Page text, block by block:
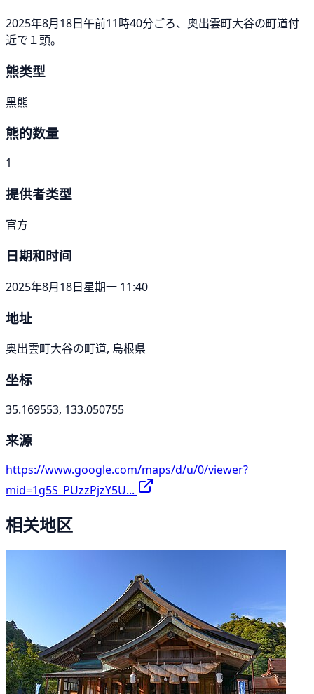
2025年8月18日午前11時40分ごろ、奥出雲町大谷の町道付
近で１頭。
熊类型
黑熊
熊的数量
1
提供者类型
官方
日期和时间
2025年8月18日星期一 11:40
地址
奥出雲町大谷の町道, 島根県
坐标
35.169553, 133.050755
来源
https://www.google.com/maps/d/u/0/viewer?
mid=1g5S_PUzzPjzY5U...
相关地区